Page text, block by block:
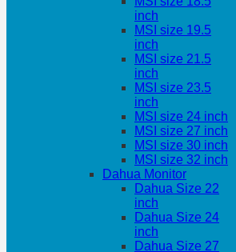
inch
MSI size 19.5
inch
MSI size 21.5
inch
MSI size 23.5
inch
MSI size 24 inch
MSI size 27 inch
MSI size 30 inch
MSI size 32 inch
Dahua Monitor
Dahua Size 22
inch
Dahua Size 24
inch
Dahua Size 27